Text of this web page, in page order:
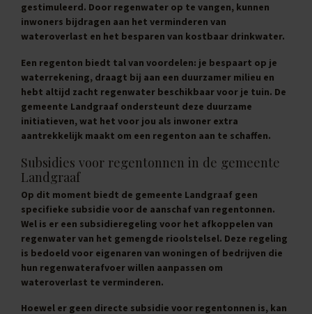
gestimuleerd. Door regenwater op te vangen, kunnen
inwoners bijdragen aan het verminderen van
wateroverlast en het besparen van kostbaar drinkwater.
Een regenton biedt tal van voordelen: je bespaart op je
waterrekening, draagt bij aan een duurzamer milieu en
hebt altijd zacht regenwater beschikbaar voor je tuin. De
gemeente Landgraaf ondersteunt deze duurzame
initiatieven, wat het voor jou als inwoner extra
aantrekkelijk maakt om een regenton aan te schaffen.
Subsidies voor regentonnen in de gemeente
Landgraaf
Op dit moment biedt de gemeente Landgraaf geen
specifieke subsidie voor de aanschaf van regentonnen.
Wel is er een subsidieregeling voor het afkoppelen van
regenwater van het gemengde rioolstelsel. Deze regeling
is bedoeld voor eigenaren van woningen of bedrijven die
hun regenwaterafvoer willen aanpassen om
wateroverlast te verminderen.
Hoewel er geen directe subsidie voor regentonnen is, kan